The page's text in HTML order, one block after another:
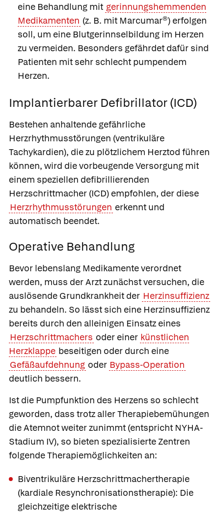
eine Behandlung mit gerinnungshemmenden
Medikamenten (z. B. mit Marcumar®)erfolgen
soll, um eine Blutgerinnselbildung im Herzen
zu vermeiden. Besonders gefährdet dafür sind
Patienten mit sehr schlecht pumpendem
Herzen.
Implantierbarer Defibrillator (ICD)
Bestehen anhaltende gefährliche
Herzrhythmusstörungen (ventrikuläre
Tachykardien), die zu plötzlichem Herztod führen
können, wird die vorbeugende Versorgung mit
einem speziellen defibrillierenden
Herzschrittmacher (ICD) empfohlen, der diese
Herzrhythmusstörungen erkennt und
automatisch beendet.
Operative Behandlung
Bevor lebenslang Medikamente verordnet
werden, muss der Arzt zunächst versuchen, die
auslösende Grundkrankheit der Herzinsuffizienz
zu behandeln. So lässt sich eine Herzinsuffizienz
bereits durch den alleinigen Einsatz eines
Herzschrittmachers oder einer künstlichen
Herzklappe beseitigen oder durch eine
Gefäßaufdehnung oder Bypass-Operation
deutlich bessern.
Ist die Pumpfunktion des Herzens so schlecht
geworden, dass trotz aller Therapiebemühungen
die Atemnot weiter zunimmt (entspricht NYHA-
Stadium IV), so bieten spezialisierte Zentren
folgende Therapiemöglichkeiten an:
Biventrikuläre Herzschrittmachertherapie
(kardiale Resynchronisationstherapie): Die
gleichzeitige elektrische